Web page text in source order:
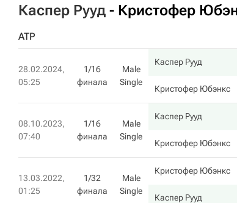
Каспер Рууд - Кристофер
ATP
28.02.2024,
05:25
1/16
финала
Male
Single
Каспер Рууд
Кристофер Юбэнкс
08.10.2023,
07:40
1/16
финала
Male
Single
Каспер Рууд
Кристофер Юбэнкс
13.03.2022,
01:25
1/32
финала
Male
Single
Кристофер Юбэнкс
Каспер Рууд